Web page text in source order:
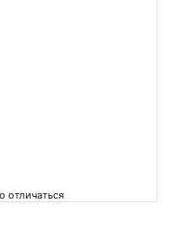
отличаться